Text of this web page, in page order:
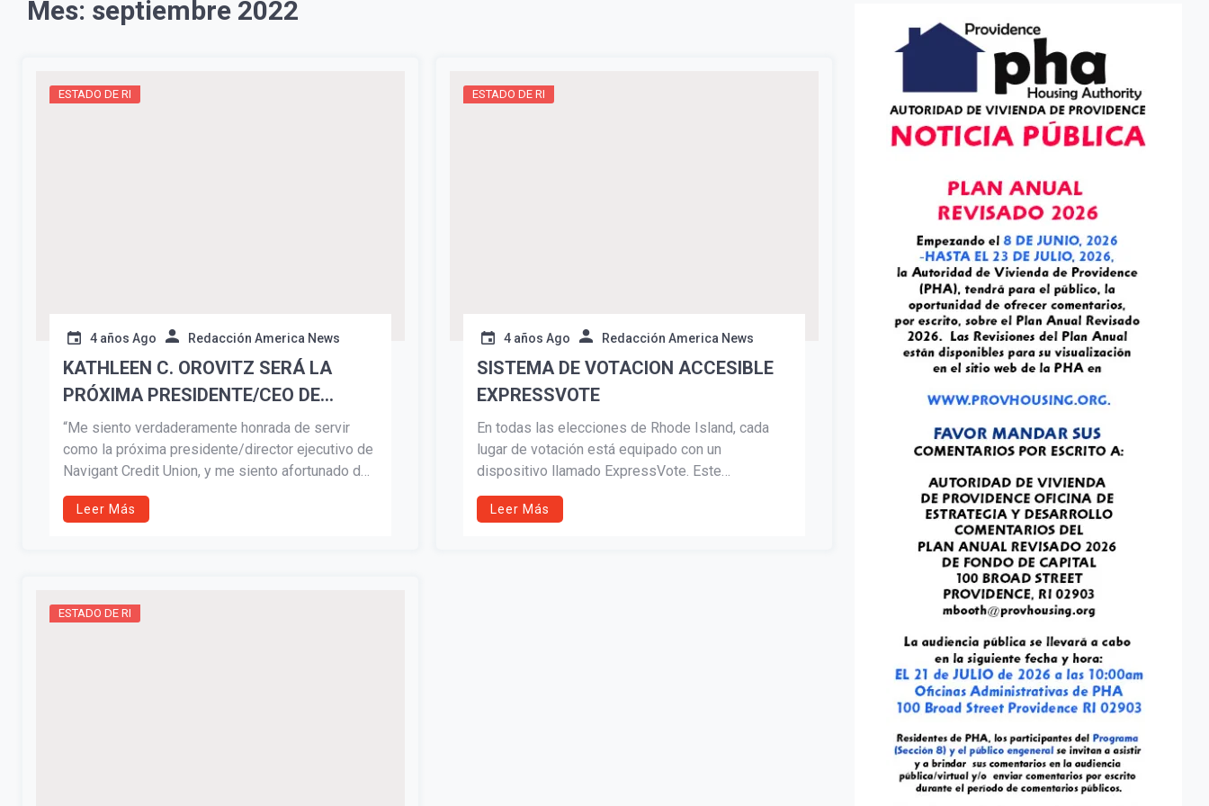
Mes: septiembre 2022
ESTADO DE RI
4 años Ago Redacción America News
KATHLEEN C. OROVITZ SERÁ LA
PRÓXIMA PRESIDENTE/CEO DE
NAVIGANT CREDIT UNION
“Me siento verdaderamente honrada de servir
como la próxima presidente/director ejecutivo de
Navigant Credit Union, y me siento afortunado de
haber tenido la oportunidad de trabajar y aprender
de Gary Furtado y el resto de nuestro equipo
Leer Más
ESTADO DE RI
4 años Ago Redacción America News
SISTEMA DE VOTACION ACCESIBLE
EXPRESSVOTE
En todas las elecciones de Rhode Island, cada
lugar de votación está equipado con un
dispositivo llamado ExpressVote. Este
dispositivo está diseñado para ayudar a los
votantes con discapacidades a marcar su boleta
Leer Más
ESTADO DE RI